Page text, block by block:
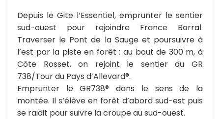
Depuis le Gite l’Essentiel, emprunter le sentier
sud-ouest pour rejoindre France Barral.
Traverser le Pont de la Sauge et poursuivre à
l’est par la piste en forêt : au bout de 300 m, à
Côte Rosset, on rejoint le sentier du GR
738/Tour du Pays d’Allevard®.
Emprunter le GR738® dans le sens de la
montée. Il s‘élève en forêt d’abord sud-est puis
se raidit pour suivre la croupe au sud-ouest.